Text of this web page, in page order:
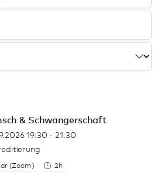
& Schwangerschaft
19:30 - 21:30
(Zoom) 2h